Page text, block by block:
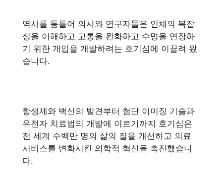
역사를 통틀어 의사와 연구자들은 인체의 복잡
성을 이해하고 고통을 완화하고 수명을 연장하
기 위한 개입을 개발하려는 호기심에 이끌려 왔
습니다.
항생제와 백신의 발견부터 첨단 이미징 기술과
유전자 치료법의 개발에 이르기까지 호기심은
전 세계 수백만 명의 삶의 질을 개선하고 의료
서비스를 변화시킨 의학적 혁신을 촉진했습니
다.